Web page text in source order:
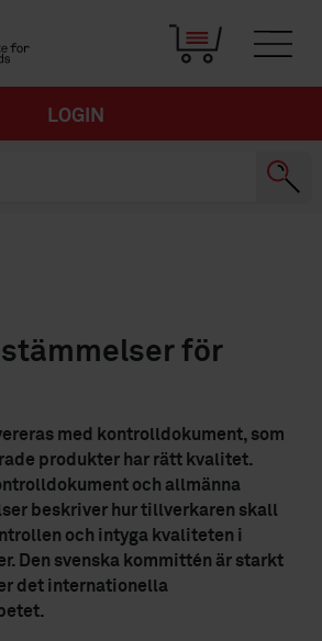
LOGIN
för
med kontrolldokument, som
produkter har rätt kvalitet.
och allmänna
beskriver hur tillverkaren skall
och intyga kvaliteten i
Den svenska kommittén är starkt
det internationella